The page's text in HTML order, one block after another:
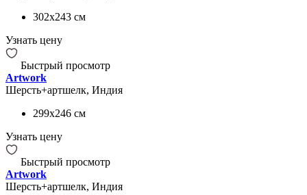
302x243 см
Узнать цену
Быстрый просмотр
Artwork
Шерсть+артшелк, Индия
299x246 см
Узнать цену
Быстрый просмотр
Artwork
Шерсть+артшелк, Индия